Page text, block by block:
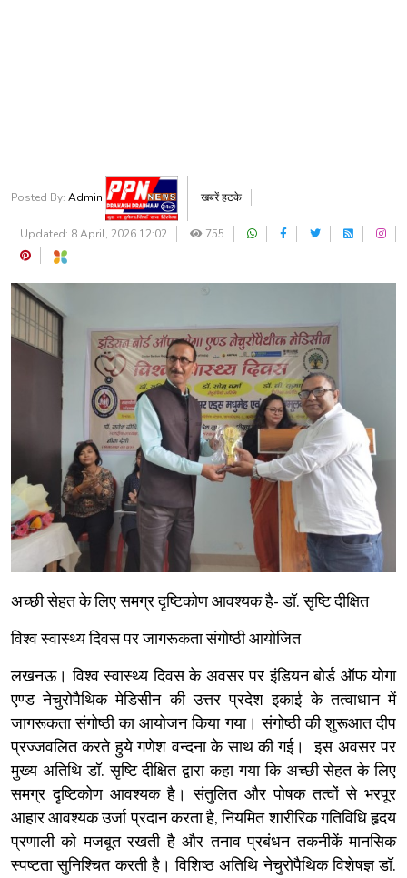
Posted By: Admin खबरें हटके
Updated: 8 April, 2026 12:02 755
अच्छी सेहत के लिए समग्र दृष्टिकोण आवश्यक है- डॉ. सृष्टि दीक्षित
विश्व स्वास्थ्य दिवस पर जागरूकता संगोष्ठी आयोजित
लखनऊ। विश्व स्वास्थ्य दिवस के अवसर पर इंडियन बोर्ड ऑफ योगा
एण्ड नेचुरोपैथिक मेडिसीन की उत्तर प्रदेश इकाई के तत्वाधान में
जागरूकता संगोष्ठी का आयोजन किया गया। संगोष्ठी की शुरूआत दीप
प्रज्जवलित करते हुये गणेश वन्दना के साथ की गई। इस अवसर पर
मुख्य अतिथि डॉ. सृष्टि दीक्षित द्वारा कहा गया कि अच्छी सेहत के लिए
समग्र दृष्टिकोण आवश्यक है। संतुलित और पोषक तत्वों से भरपूर
आहार आवश्यक उर्जा प्रदान करता है, नियमित शारीरिक गतिविधि हृदय
प्रणाली को मजबूत रखती है और तनाव प्रबंधन तकनीकें मानसिक
स्पष्टता सुनिश्चित करती है। विशिष्ठ अतिथि नेचुरोपैथिक विशेषज्ञ डॉ.